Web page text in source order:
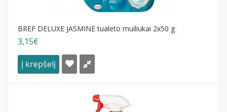
BREF DELUXE JASMINE tualeto muiliukai 2x50 g
3,15€
Į krepšelį